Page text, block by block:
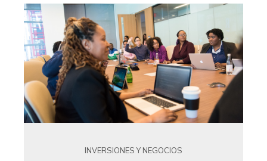
INVERSIONES Y NEGOCIOS